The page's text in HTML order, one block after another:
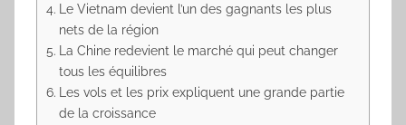
Le Vietnam devient l’un des gagnants les plus
nets de la région
La Chine redevient le marché qui peut changer
tous les équilibres
Les vols et les prix expliquent une grande partie
de la croissance